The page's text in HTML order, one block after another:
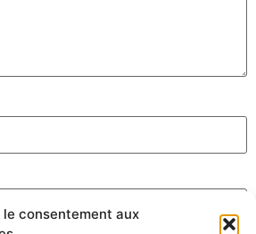
le consentement aux